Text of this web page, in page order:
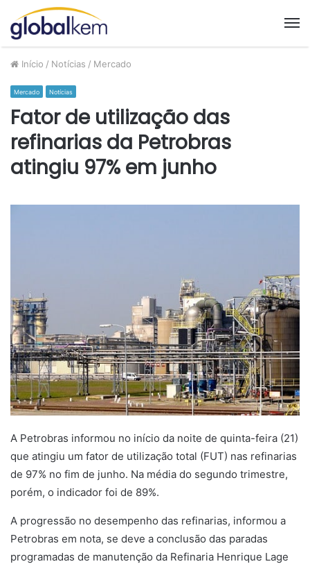
Início / Notícias / Mercado
Mercado Notícias
Fator de utilização das
refinarias da Petrobras
atingiu 97% em junho
A Petrobras informou no início da noite de quinta-feira (21)
que atingiu um fator de utilização total (FUT) nas refinarias
de 97% no fim de junho. Na média do segundo trimestre,
porém, o indicador foi de 89%.
A progressão no desempenho das refinarias, informou a
Petrobras em nota, se deve a conclusão das paradas
programadas de manutenção da Refinaria Henrique Lage